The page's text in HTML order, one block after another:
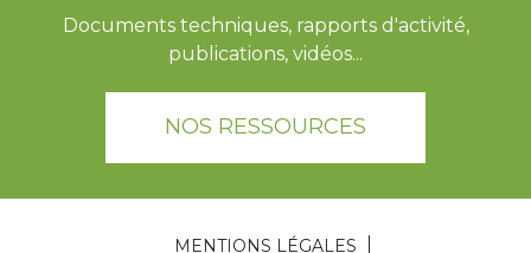
Documents techniques, rapports d'activité,
publications, vidéos...
NOS RESSOURCES
MENTIONS LÉGALES